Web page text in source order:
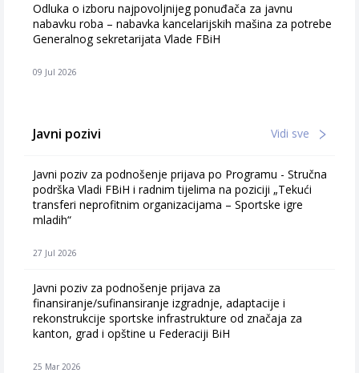
Odluka o izboru najpovoljnijeg ponuđača za javnu
nabavku roba – nabavka kancelarijskih mašina za potrebe
Generalnog sekretarijata Vlade FBiH
09 Jul 2026
Javni pozivi Vidi sve
Javni poziv za podnošenje prijava po Programu - Stručna
podrška Vladi FBiH i radnim tijelima na poziciji „Tekući
transferi neprofitnim organizacijama – Sportske igre
mladih“
27 Jul 2026
Javni poziv za podnošenje prijava za
finansiranje/sufinansiranje izgradnje, adaptacije i
rekonstrukcije sportske infrastrukture od značaja za
kanton, grad i opštine u Federaciji BiH
25 Mar 2026